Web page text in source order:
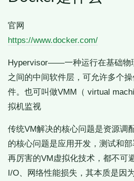
官网
https://www.docker.com/
Hypervisor——一种运行在基础物
之间的中间软件层，可允许多个
件。也可叫做VMM（ virtual
拟机监视
传统VM解决的核心问题是资源调
的核心问题是应用开发，测试和
再厉害的VM虚拟化技术，都不可
I/O、网络性能损失，其本质是因